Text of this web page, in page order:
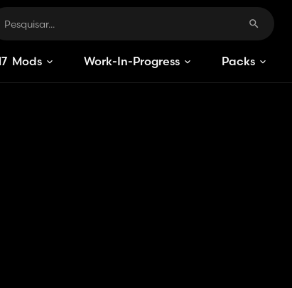
Mods Work-In-Progress Packs